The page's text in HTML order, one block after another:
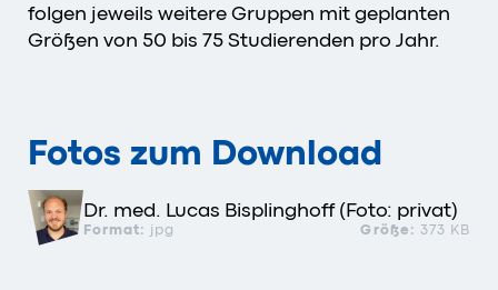
folgen jeweils weitere Gruppen mit geplanten
Größen von 50 bis 75 Studierenden pro Jahr.
Fotos zum Download
Dr. med. Lucas Bisplinghoff (Foto: privat)
Format: jpg Größe: 373 KB